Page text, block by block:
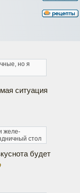
но я
ситуация
желе-
стол
будет